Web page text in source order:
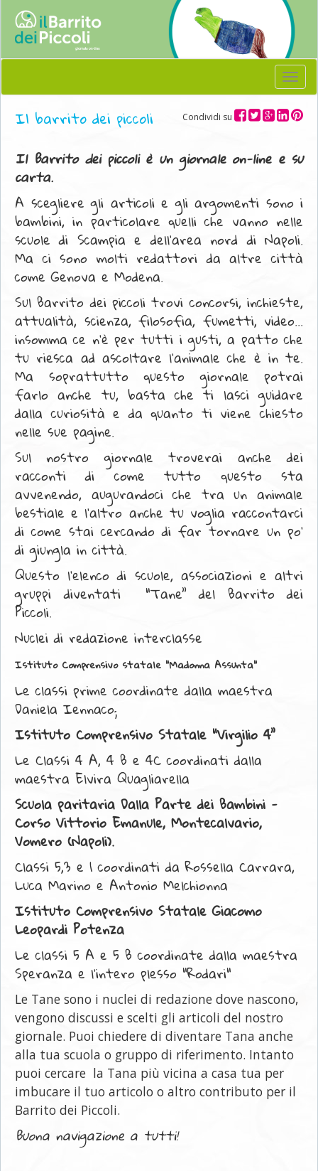
Menu
Condividi su
Il barrito dei piccoli
Il Barrito dei piccoli è un giornale on-line e su
carta.
A scegliere gli articoli e gli argomenti sono i
bambini, in particolare quelli che vanno nelle
scuole di Scampia e dell'area nord di Napoli.
Ma ci sono molti redattori da altre città
come Genova e Modena.
Sul Barrito dei piccoli trovi concorsi, inchieste,
attualità, scienza, filosofia, fumetti, video...
insomma ce n'è per tutti i gusti, a patto che
tu riesca ad ascoltare l'animale che è in te.
Ma soprattutto questo giornale potrai
farlo anche tu, basta che ti lasci guidare
dalla curiosità e da quanto ti viene chiesto
nelle sue pagine.
Sul nostro giornale troverai anche dei
racconti di come tutto questo sta
avvenendo, augurandoci che tra un animale
bestiale e l'altro anche tu voglia raccontarci
di come stai cercando di far tornare un po'
di giungla in città.
Questo l’elenco di scuole, associazioni e altri
gruppi diventati “Tane” del Barrito dei
Piccoli.
Nuclei di redazione interclasse
Istituto Comprensivo statale "Madonna Assunta"
Le classi prime coordinate dalla maestra
Daniela Iennaco;
Istituto Comprensivo Statale “Virgilio 4”
Le Classi 4 A, 4 B e 4C coordinati dalla
maestra Elvira Quagliarella
Scuola paritaria Dalla Parte dei Bambini -
Corso Vittorio Emanule, Montecalvario,
Vomero (Napoli).
Classi 5,3 e 1 coordinati da Rossella Carrara,
Luca Marino e Antonio Melchionna
Istituto Comprensivo Statale Giacomo
Leopardi Potenza
Le classi 5 A e 5 B coordinate dalla maestra
Speranza e l'intero plesso "Rodari"
Le Tane sono i nuclei di redazione dove nascono,
vengono discussi e scelti gli articoli del nostro
giornale. Puoi chiedere di diventare Tana anche
alla tua scuola o gruppo di riferimento. Intanto
puoi cercare la Tana più vicina a casa tua per
imbucare il tuo articolo o altro contributo per il
Barrito dei Piccoli.
Buona navigazione a tutti!